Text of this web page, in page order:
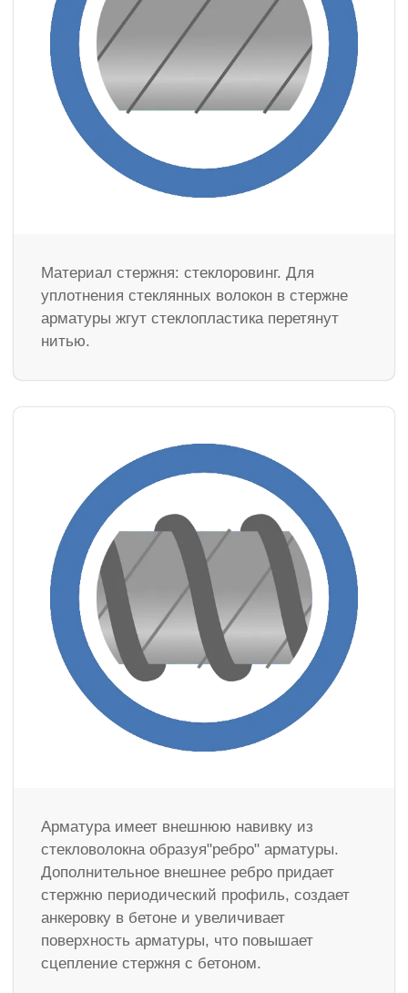
Материал стержня: стеклоровинг. Для
уплотнения стеклянных волокон в стержне
арматуры жгут стеклопластика перетянут
нитью.
Арматура имеет внешнюю навивку из
стекловолокна образуя"ребро" арматуры.
Дополнительное внешнее ребро придает
стержню периодический профиль, создает
анкеровку в бетоне и увеличивает
поверхность арматуры, что повышает
сцепление стержня с бетоном.